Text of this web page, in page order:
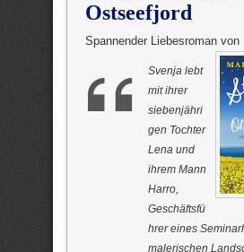
Ostseefjord
Spannender Liebesroman von
Svenja lebt
mit ihrer
siebenjähri
gen Tochter
Lena und
ihrem Mann
Harro,
Geschäftsfü
hrer eines
malerischen